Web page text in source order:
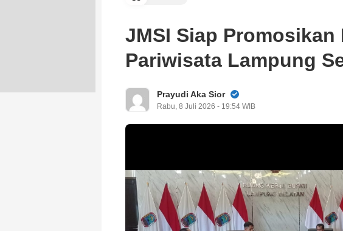
JMSI Siap Promosikan
Pariwisata Lampung
Prayudi Aka Sior
Rabu, 8 Juli 2026 - 19:54 WIB